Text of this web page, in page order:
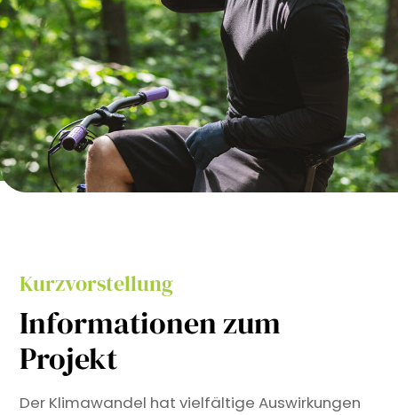
Kurzvorstellung
Informationen zum
Projekt
Der Klimawandel hat vielfältige Auswirkungen